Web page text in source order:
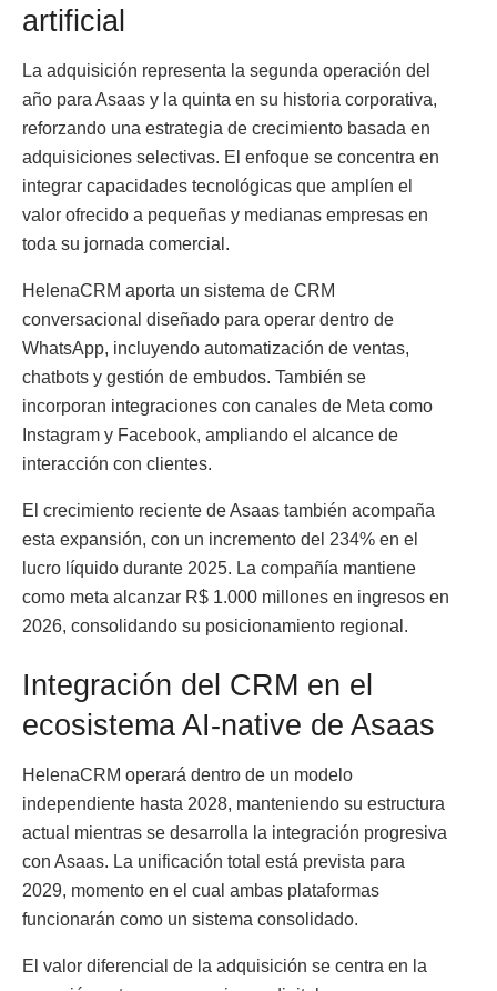
artificial
La adquisición representa la segunda operación del
año para Asaas y la quinta en su historia corporativa,
reforzando una estrategia de crecimiento basada en
adquisiciones selectivas. El enfoque se concentra en
integrar capacidades tecnológicas que amplíen el
valor ofrecido a pequeñas y medianas empresas en
toda su jornada comercial.
HelenaCRM aporta un sistema de CRM
conversacional diseñado para operar dentro de
WhatsApp, incluyendo automatización de ventas,
chatbots y gestión de embudos. También se
incorporan integraciones con canales de Meta como
Instagram y Facebook, ampliando el alcance de
interacción con clientes.
El crecimiento reciente de Asaas también acompaña
esta expansión, con un incremento del 234% en el
lucro líquido durante 2025. La compañía mantiene
como meta alcanzar R$ 1.000 millones en ingresos en
2026, consolidando su posicionamiento regional.
Integración del CRM en el
ecosistema AI-native de Asaas
HelenaCRM operará dentro de un modelo
independiente hasta 2028, manteniendo su estructura
actual mientras se desarrolla la integración progresiva
con Asaas. La unificación total está prevista para
2029, momento en el cual ambas plataformas
funcionarán como un sistema consolidado.
El valor diferencial de la adquisición se centra en la